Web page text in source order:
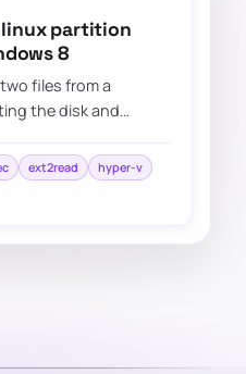
linux partition
8
files from a
the disk and
ext2read
hyper-v